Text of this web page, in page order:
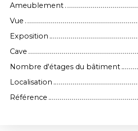
Ameublement
Vue
Exposition
Cave
Nombre d'étages du bâtiment
Localisation
Référence